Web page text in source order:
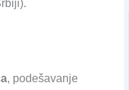
, podešavanje